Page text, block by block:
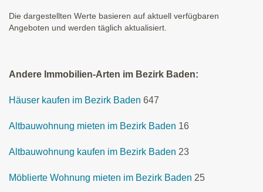
Die dargestellten Werte basieren auf aktuell verfügbaren
Angeboten und werden täglich aktualisiert.
Andere Immobilien-Arten im Bezirk Baden:
Häuser kaufen im Bezirk Baden 647
Altbauwohnung mieten im Bezirk Baden 16
Altbauwohnung kaufen im Bezirk Baden 23
Möblierte Wohnung mieten im Bezirk Baden 25